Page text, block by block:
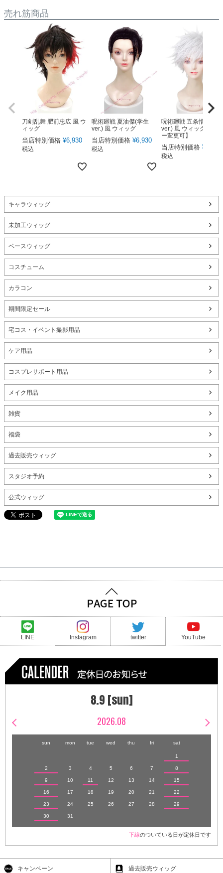
売れ筋商品
刀剣乱舞 肥前忠広 風 ウ
ィッグ
当店特別価格 ¥6,930
税込
呪術廻戦 夏油傑(学生
ver.) 風 ウィッグ
当店特別価格 ¥6,930
税込
呪術廻戦 五条悟(下ろ
ver.) 風 ウィッグ 【カ
ー変更可】
当店特別価格 ¥
税込
キャラウィッグ
未加工ウィッグ
ベースウィッグ
コスチューム
カラコン
期間限定セール
宅コス・イベント撮影用品
ケア用品
コスプレサポート用品
メイク用品
雑貨
福袋
過去販売ウィッグ
スタジオ予約
公式ウィッグ
LINE Instagram twitter YouTube
8.9 [sun]
2026.08
sun mon tue wed thu fri sat
1
2 3 4 5 6 7 8
9 10 11 12 13 14 15
16 17 18 19 20 21 22
23 24 25 26 27 28 29
30 31
下線のついている日が定休日です
キャンペーン 過去販売ウィッグ